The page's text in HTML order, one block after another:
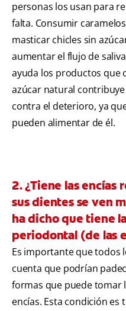
personas los usan para
falta. Consumir
masticar chicles sin
aumentar el flujo de
ayuda los productos que
azúcar natural
contra el deterioro, ya
pueden alimentar de él.
2. ¿Tiene las encías
sus dientes se ven
ha dicho que tiene
periodontal (de las
Es importante que todos
cuenta que podrían
formas que puede tomar
encías. Esta condición